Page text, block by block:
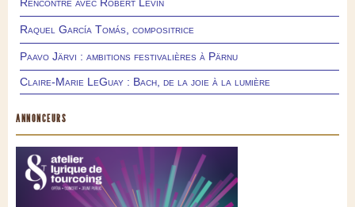
Raquel García Tomás, compositrice
Paavo Järvi : ambitions festivalières à Pärnu
Claire-Marie LeGuay : Bach, de la joie à la lumière
ANNONCEURS